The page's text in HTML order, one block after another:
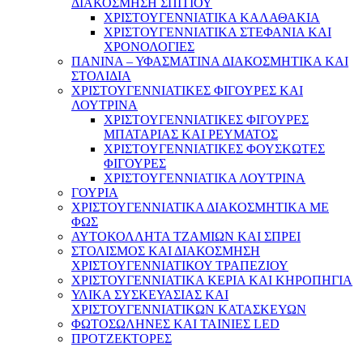
ΔΙΑΚΟΣΜΗΣΗ ΣΠΙΤΙΟΥ
ΧΡΙΣΤΟΥΓΕΝΝΙΑΤΙΚΑ ΚΑΛΑΘΑΚΙΑ
ΧΡΙΣΤΟΥΓΕΝΝΙΑΤΙΚΑ ΣΤΕΦΑΝΙΑ ΚΑΙ
ΧΡΟΝΟΛΟΓΙΕΣ
ΠΑΝΙΝΑ – ΥΦΑΣΜΑΤΙΝΑ ΔΙΑΚΟΣΜΗΤΙΚΑ ΚΑΙ
ΣΤΟΛΙΔΙΑ
ΧΡΙΣΤΟΥΓΕΝΝΙΑΤΙΚΕΣ ΦΙΓΟΥΡΕΣ ΚΑΙ
ΛΟΥΤΡΙΝΑ
ΧΡΙΣΤΟΥΓΕΝΝΙΑΤΙΚΕΣ ΦΙΓΟΥΡΕΣ
ΜΠΑΤΑΡΙΑΣ ΚΑΙ ΡΕΥΜΑΤΟΣ
ΧΡΙΣΤΟΥΓΕΝΝΙΑΤΙΚΕΣ ΦΟΥΣΚΩΤΕΣ
ΦΙΓΟΥΡΕΣ
ΧΡΙΣΤΟΥΓΕΝΝΙΑΤΙΚΑ ΛΟΥΤΡΙΝΑ
ΓΟΥΡΙΑ
ΧΡΙΣΤΟΥΓΕΝΝΙΑΤΙΚΑ ΔΙΑΚΟΣΜΗΤΙΚΑ ΜΕ
ΦΩΣ
ΑΥΤΟΚΟΛΛΗΤΑ ΤΖΑΜΙΩΝ ΚΑΙ ΣΠΡΕΙ
ΣΤΟΛΙΣΜΟΣ ΚΑΙ ΔΙΑΚΟΣΜΗΣΗ
ΧΡΙΣΤΟΥΓΕΝΝΙΑΤΙΚΟΥ ΤΡΑΠΕΖΙΟΥ
ΧΡΙΣΤΟΥΓΕΝΝΙΑΤΙΚΑ ΚΕΡΙΑ ΚΑΙ ΚΗΡΟΠΗΓΙΑ
ΥΛΙΚΑ ΣΥΣΚΕΥΑΣΙΑΣ ΚΑΙ
ΧΡΙΣΤΟΥΓΕΝΝΙΑΤΙΚΩΝ ΚΑΤΑΣΚΕΥΩΝ
ΦΩΤΟΣΩΛΗΝΕΣ ΚΑΙ ΤΑΙΝΙΕΣ LED
ΠΡΟΤΖΕΚΤΟΡΕΣ